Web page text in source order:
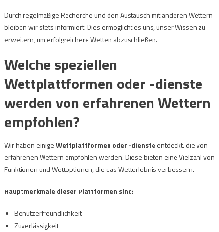
Durch regelmäßige Recherche und den Austausch mit anderen Wettern
bleiben wir stets informiert. Dies ermöglicht es uns, unser Wissen zu
erweitern, um erfolgreichere Wetten abzuschließen.
Welche speziellen
Wettplattformen oder -dienste
werden von erfahrenen Wettern
empfohlen?
Wir haben einigeWettplattformen oder -dienste entdeckt, die von
erfahrenen Wettern empfohlen werden. Diese bieten eine Vielzahl von
Funktionen und Wettoptionen, die das Wetterlebnis verbessern.
Hauptmerkmale dieser Plattformen sind:
Benutzerfreundlichkeit
Zuverlässigkeit